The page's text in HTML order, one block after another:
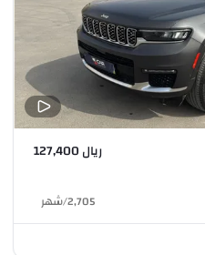
ريال 127,400
2,705
/شهر